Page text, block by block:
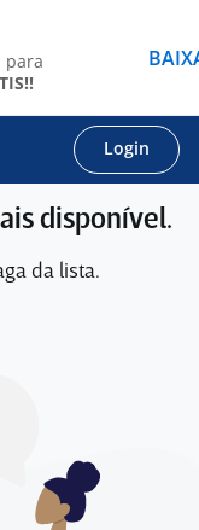
Login
disponível.
da lista.
para